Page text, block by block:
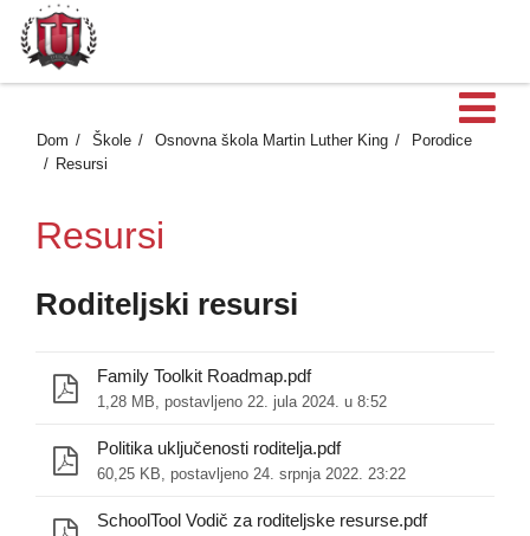
Dom Škole Osnovna škola Martin Luther King
Porodice
Resursi
Resursi
Roditeljski resursi
Family Toolkit Roadmap.pdf
1,28 MB, postavljeno 22. jula 2024. u 8:52
Politika uključenosti roditelja.pdf
60,25 KB, postavljeno 24. srpnja 2022. 23:22
SchoolTool Vodič za roditeljske resurse.pdf